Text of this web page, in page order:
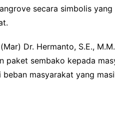
secara simbolis
Dr. Hermanto, S.E.,
paket sembako kepada
beban masyarakat yang